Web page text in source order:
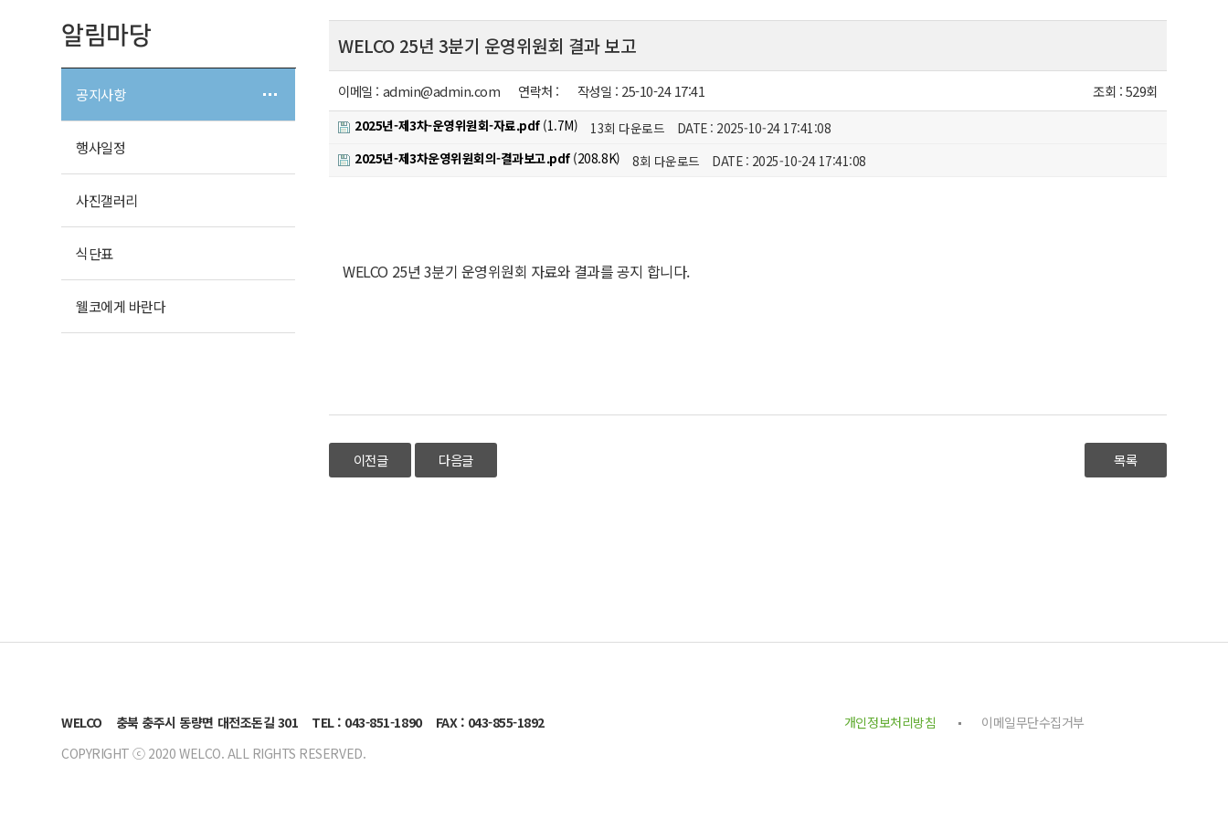
알림마당
공지사항
행사일정
사진갤러리
식단표
웰코에게 바란다
WELCO 25년 3분기 운영위원회 결과 보고
이메일 : admin@admin.com 연락처 : 작성일 : 25-10-24 17:41 조회 :529회
2025년-제3차-운영위원회-자료.pdf(1.7M) 13회 다운로드
DATE : 2025-10-24 17:41:08
2025년-제3차운영위원회의-결과보고.pdf(208.8K) 8회 다운로드 DATE : 2025-10-24 17:41:08
WELCO 25년 3분기 운영위원회 자료와 결과를 공지 합니다.
이전글 다음글 목록
WELCO 충북 충주시 동량면 대전조돈길 301 TEL : 043-851-1890
FAX : 043-855-1892
COPYRIGHT ⓒ 2020 WELCO. ALL RIGHTS RESERVED.
개인정보처리방침 이메일무단수집거부